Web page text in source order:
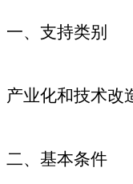
一、支持类别
产业化和技术改
二、基本条件